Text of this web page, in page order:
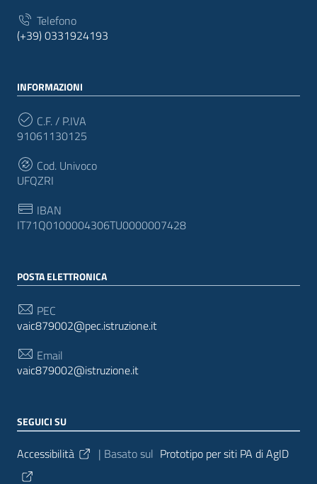
Telefono
(+39) 0331924193
INFORMAZIONI
C.F. / P.IVA
91061130125
Cod. Univoco
UFQZRI
IBAN
IT71Q0100004306TU0000007428
POSTA ELETTRONICA
PEC
vaic879002@pec.istruzione.it
Email
vaic879002@istruzione.it
SEGUICI SU
Sezione Link Utili
Accessibilità | Basato sul Prototipo per siti PA di AgID